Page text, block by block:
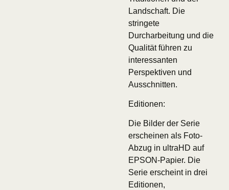
Landschaft. Die
stringete
Durcharbeitung und die
Qualität führen zu
interessanten
Perspektiven und
Ausschnitten.
Editionen:
Die Bilder der Serie
erscheinen als Foto-
Abzug in ultraHD auf
EPSON-Papier. Die
Serie erscheint in drei
Editionen,